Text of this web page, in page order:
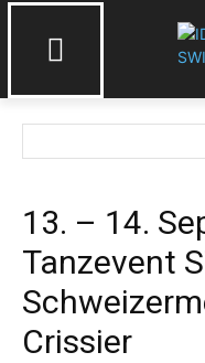
13. – 14.
Tanzevent
Crissier